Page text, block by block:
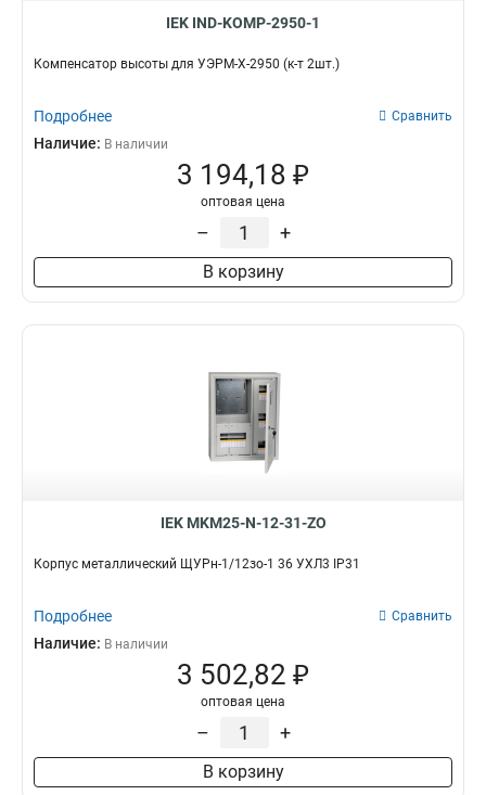
IEK IND-KOMP-2950-1
Компенсатор высоты для УЭРМ-Х-2950 (к-т 2шт.)
Подробнее Сравнить
Наличие: В наличии
3 194,18 ₽
оптовая цена
– +
В корзину
IEK MKM25-N-12-31-ZO
Корпус металлический ЩУРн-1/12зо-1 36 УХЛ3 IP31
Подробнее Сравнить
Наличие: В наличии
3 502,82 ₽
оптовая цена
– +
В корзину